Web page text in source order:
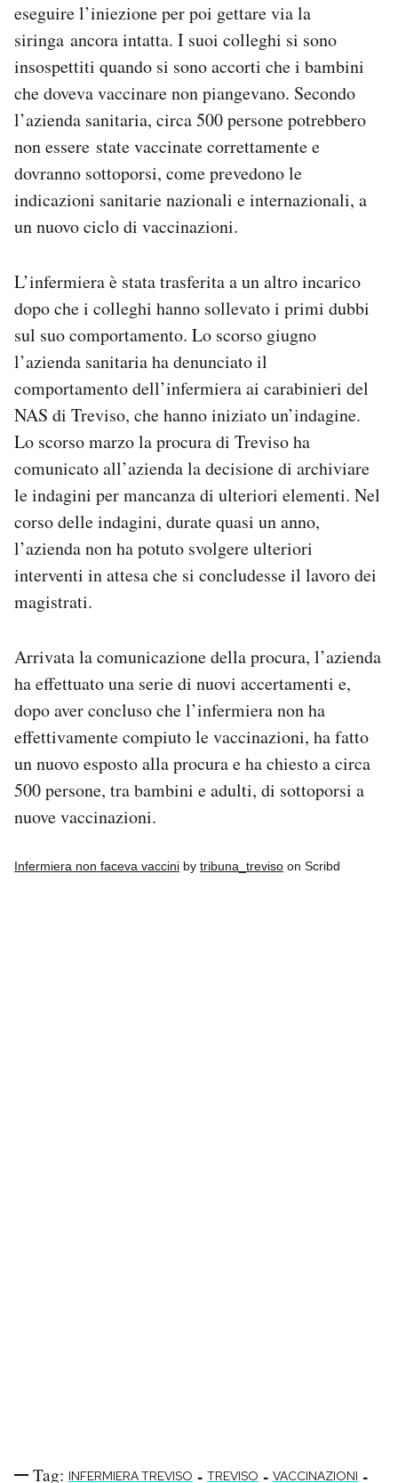
eseguire l’iniezione per poi gettare via la
siringa ancora intatta. I suoi colleghi si sono
insospettiti quando si sono accorti che i bambini
che doveva vaccinare non piangevano. Secondo
l’azienda sanitaria, circa 500 persone potrebbero
non essere state vaccinate correttamente e
dovranno sottoporsi, come prevedono le
indicazioni sanitarie nazionali e internazionali, a
un nuovo ciclo di vaccinazioni.
L’infermiera è stata trasferita a un altro incarico
dopo che i colleghi hanno sollevato i primi dubbi
sul suo comportamento. Lo scorso giugno
l’azienda sanitaria ha denunciato il
comportamento dell’infermiera ai carabinieri del
NAS di Treviso, che hanno iniziato un’indagine.
Lo scorso marzo la procura di Treviso ha
comunicato all’azienda la decisione di archiviare
le indagini per mancanza di ulteriori elementi. Nel
corso delle indagini, durate quasi un anno,
l’azienda non ha potuto svolgere ulteriori
interventi in attesa che si concludesse il lavoro dei
magistrati.
Arrivata la comunicazione della procura, l’azienda
ha effettuato una serie di nuovi accertamenti e,
dopo aver concluso che l’infermiera non ha
effettivamente compiuto le vaccinazioni, ha fatto
un nuovo esposto alla procura e ha chiesto a circa
500 persone, tra bambini e adulti, di sottoporsi a
nuove vaccinazioni.
Infermiera non faceva vaccini by tribuna_treviso on Scribd
Tag: INFERMIERA TREVISO - TREVISO - VACCINAZIONI -